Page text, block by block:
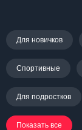
Для новичков
Спортивные
Для подростков
Показать все